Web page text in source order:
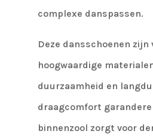
complexe danspassen.
Deze dansschoenen
hoogwaardige
duurzaamheid en
draagcomfort
binnenzool zorgt voor